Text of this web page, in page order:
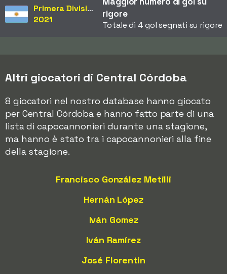
Primera División
2021
rigore
Totale di 4 gol segnati su rigore
Altri giocatori di Central Córdoba
8 giocatori nel nostro database hanno giocato
per Central Córdoba e hanno fatto parte di una
lista di capocannonieri durante una stagione,
ma hanno è stato tra i capocannonieri alla fine
della stagione.
Francisco González Metilli
Hernán López
Iván Gomez
Iván Ramírez
José Florentin